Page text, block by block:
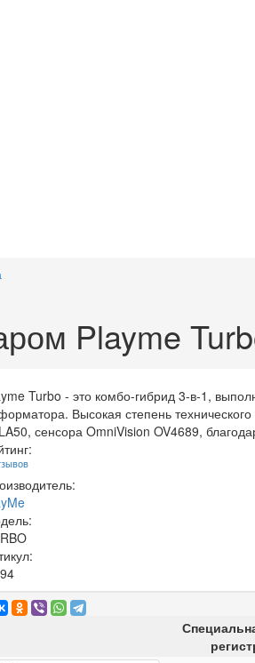
Playme
Turbo - это комбо-гибрид 3-в-1,
Высокая степень
сенсора OmniVision OV4689,